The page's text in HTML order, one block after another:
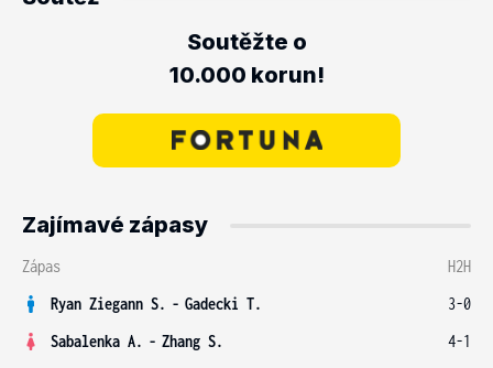
Soutěžte o
10.000 korun!
Zajímavé zápasy
Zápas
H2H
Ryan Ziegann S. - Gadecki T.
3-0
Sabalenka A. - Zhang S.
4-1